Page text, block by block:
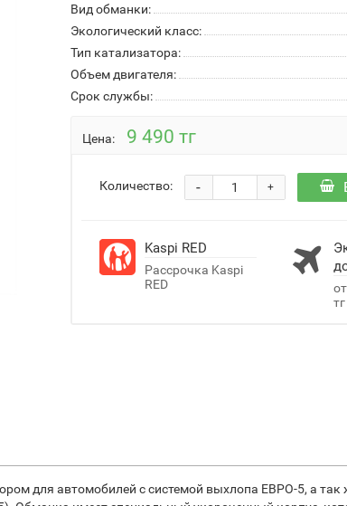
Вид обманки:
Экологический класс:
Тип катализатора:
Объем двигателя:
Срок службы:
Цена: 9 490 тг
Количество: +
-
Kaspi RED
Рассрочка Kaspi
RED
тг
для автомобилей с системой выхлопа ЕВРО-5, а